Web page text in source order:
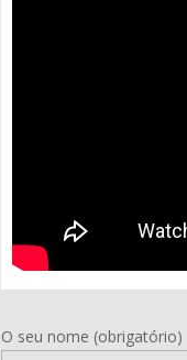
O seu nome (obrigatório)